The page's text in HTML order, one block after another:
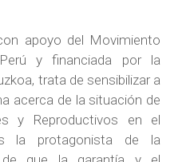
apoyo del Movimiento
y financiada por la
trata de sensibilizar a
acerca de la situación de
y Reproductivos en el
la protagonista de la